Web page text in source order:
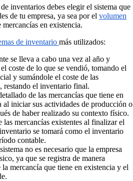
inventarios debes elegir el sistema que
de tu empresa, ya sea por el volumen
en existencia.
de inventario más utilizados:
se lleva a cabo una vez al año y
coste de lo que se vendió, tomando el
y sumándole el coste de las
restando el inventario final.
de las mercancías que tiene en
al iniciar sus actividades de producción o
de haber realizado su contexto físico.
las mercancías existentes al finalizar el
se tomará como el inventario
contable.
no es necesario que la empresa
ya que se registra de manera
mercancía que tiene en existencia y el